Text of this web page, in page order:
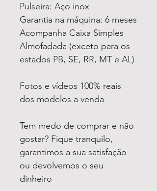
Pulseira: Aço inox
Garantia na máquina: 6 meses
Acompanha Caixa Simples
Almofadada (exceto para os
estados PB, SE, RR, MT e AL)
Fotos e vídeos 100% reais
dos modelos a venda
Tem medo de comprar e não
gostar? Fique tranquilo,
garantimos a sua satisfação
ou devolvemos o seu
dinheiro